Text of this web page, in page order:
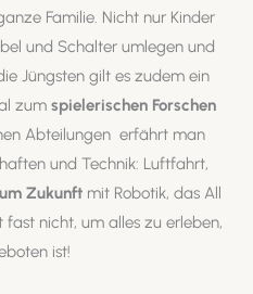
Familie. Nicht nur Kinder
und Schalter umlegen und
Jüngsten gilt es zudem ein
zum spielerischen Forschen
Abteilungen erfährt man
und Technik: Luftfahrt,
Zukunft mit Robotik, das All
fast nicht, um alles zu erleben,
ist!